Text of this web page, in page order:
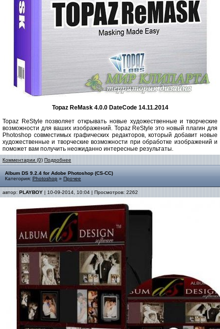
Topaz ReMask 4.0.0 DateCode 14.11.2014
Topaz ReStyle позволяет открывать новые художественные и творческие
возможности для ваших изображений. Topaz ReStyle это новый плагин для
Photoshop совместимых графических редакторов, который добавит новые
художественные и творческие возможности при обработке изображений и
поможет вам получить неожиданно интересные результаты.
Комментарии (0) Подробнее
Album DS 9.2.4 for Adobe Photoshop (CS-CC)
Категория: Photoshop » Прочее
автор: PLAYBOY | 10-09-2014, 10:04 | Просмотров: 2262